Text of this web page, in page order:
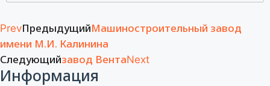
PrevПредыдущийМашиностроительный завод
имени М.И. Калинина
Следующийзавод ВентаNext
Информация